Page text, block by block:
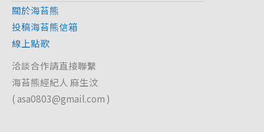
關於海苔熊
投稿海苔熊信箱
線上點歌
洽談合作請直接聯繫
海苔熊經紀人 麻生汶
(asa0803@gmail.com )